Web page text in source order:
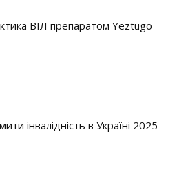
ВІЛ препаратом Yeztugo
інвалідність в Україні 2025